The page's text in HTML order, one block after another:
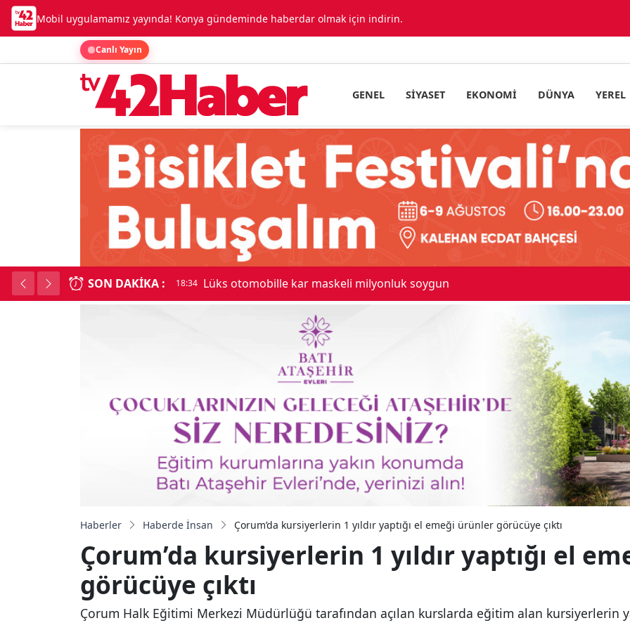
Mobil uygulamamız yayında! Konya gündeminde haberdar olmak için indirin.
Canlı Yayın
GENEL SIYASET EKONOMI DÜNYA YEREL
SON DAKIKA : 18:34 Kadınhanı'nda çok sayıda araç birbirine girdi
Haberler Haberde İnsan Çorum’da kursiyerlerin 1 yıldır yaptığı el emeği ürünler görücüye çıktı
Çorum’da kursiyerlerin 1 yıldır yaptığı el
görücüye çıktı
Çorum Halk Eğitimi Merkezi Müdürlüğü tarafından açılan kurslarda eğitim alan kursiyerlerin